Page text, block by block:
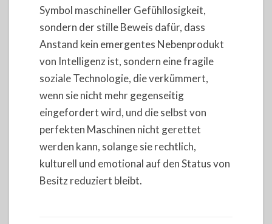
Symbol maschineller Gefühllosigkeit,
sondern der stille Beweis dafür, dass
Anstand kein emergentes Nebenprodukt
von Intelligenz ist, sondern eine fragile
soziale Technologie, die verkümmert,
wenn sie nicht mehr gegenseitig
eingefordert wird, und die selbst von
perfekten Maschinen nicht gerettet
werden kann, solange sie rechtlich,
kulturell und emotional auf den Status von
Besitz reduziert bleibt.